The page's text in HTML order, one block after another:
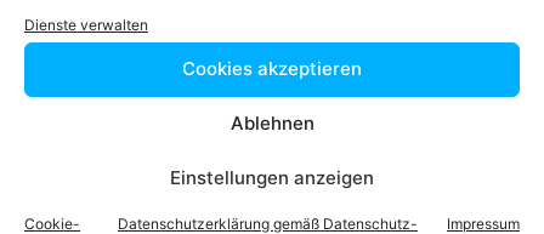
Dienste verwalten
Cookies akzeptieren
Ablehnen
Einstellungen anzeigen
Cookie-
Datenschutzerklärung gemäß Datenschutz-
Impressum